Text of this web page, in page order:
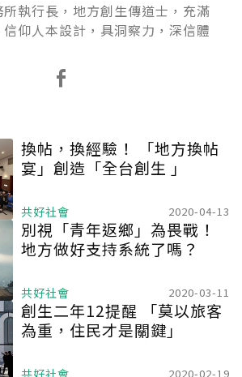
執行長，地方創生傳道士，充滿
仰人本設計，具洞察力，深信體
換帖，換經驗！ 「地方換帖
宴」創造「全台創生 」
共好社會 2020-04-13
別視「青年返鄉」為畏戰！
地方做好支持系統了嗎？
共好社會 2020-03-11
創生二年12提醒 「莫以旅客
為重，住民才是關鍵」
共好社會 2020-02-19